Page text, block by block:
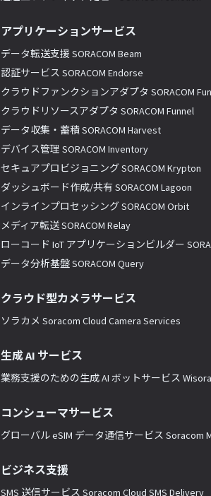
アプリケーションサービス
データ転送支援 SORACOM Beam
認証サービス SORACOM Endorse
クラウドファンクションアダプタ SORACOM
クラウドリソースアダプタ SORACOM Funnel
データ収集・蓄積 SORACOM Harvest
デバイス管理 SORACOM Inventory
セキュアプロビジョニング SORACOM Krypton
ダッシュボード作成/共有 SORACOM Lagoon
インラインプロセッシング SORACOM Orbit
メディア転送 SORACOM Relay
ローコード IoT アプリケーションビルダー
データ分析基盤 SORACOM Query
クラウド型カメラサービス
ソラカメ Soracom Cloud Camera Services
生成 AI サービス
業務支援のための生成 AI ボットサービス Wisora
コンシューマサービス
グローバル eSIM データ通信サービス Soracom
ビジネス支援
SMS 送信サービス Soracom Cloud SMS Delivery